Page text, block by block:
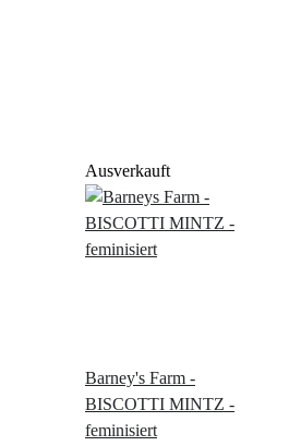
Ausverkauft
Barney's Farm -
BISCOTTI MINTZ -
feminisiert